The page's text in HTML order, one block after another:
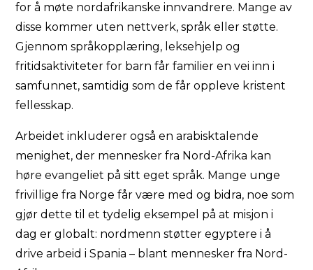
for å møte nordafrikanske innvandrere. Mange av
disse kommer uten nettverk, språk eller støtte.
Gjennom språkopplæring, leksehjelp og
fritidsaktiviteter for barn får familier en vei inn i
samfunnet, samtidig som de får oppleve kristent
fellesskap.
Arbeidet inkluderer også en arabisktalende
menighet, der mennesker fra Nord-Afrika kan
høre evangeliet på sitt eget språk. Mange unge
frivillige fra Norge får være med og bidra, noe som
gjør dette til et tydelig eksempel på at misjon i
dag er globalt: nordmenn støtter egyptere i å
drive arbeid i Spania – blant mennesker fra Nord-